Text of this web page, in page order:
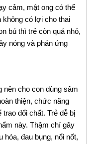
cảm, mật ong có thể
có lợi cho thai
bú thì trẻ còn quá nhỏ,
nóng và phản ứng
nên cho con dùng sâm
thiện, chức năng
đổi chất. Trẻ dễ bị
này. Thậm chí gây
hóa, đau bụng, nổi nốt,